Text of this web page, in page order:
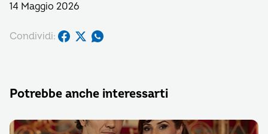
14 Maggio 2026
Condividi:
Potrebbe anche interessarti